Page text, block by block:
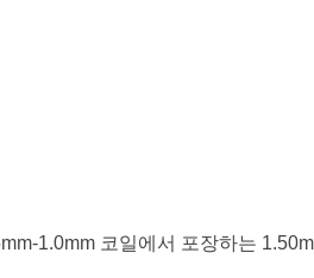
1.0mm 코일에서 포장하는